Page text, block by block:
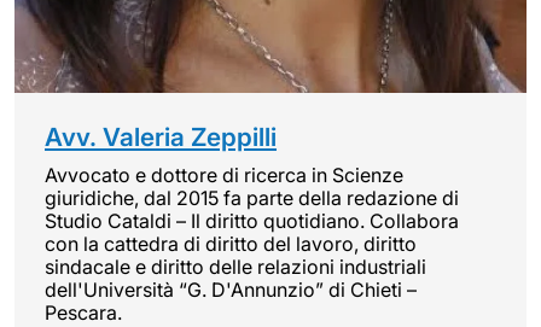
Avv. Valeria Zeppilli
Avvocato e dottore di ricerca in Scienze
giuridiche, dal 2015 fa parte della redazione di
Studio Cataldi – Il diritto quotidiano. Collabora
con la cattedra di diritto del lavoro, diritto
sindacale e diritto delle relazioni industriali
dell'Università “G. D'Annunzio” di Chieti –
Pescara.